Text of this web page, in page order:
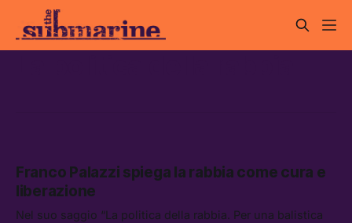
Franco Palazzi spiega la rabbia come cura e
liberazione
Nel suo saggio “La politica della rabbia. Per una balistica